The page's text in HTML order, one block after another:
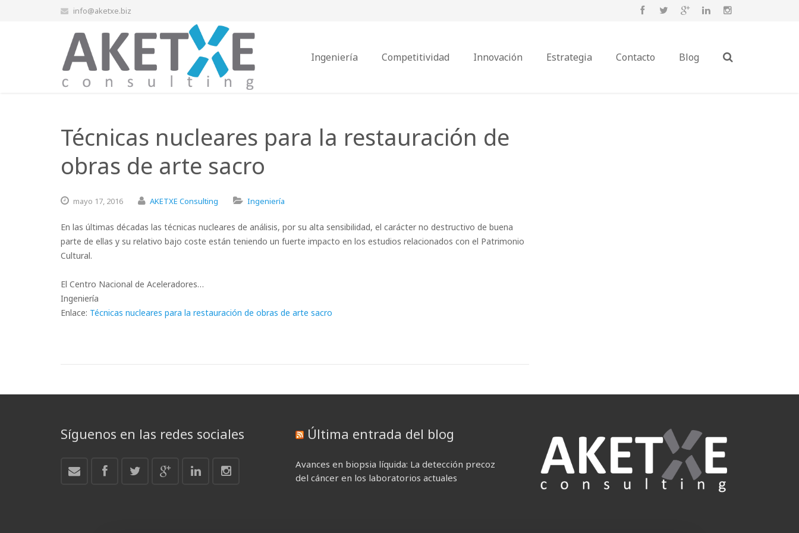
info@aketxe.biz
Ingeniería Competitividad Innovación Estrategia Contacto Blog
Técnicas nucleares para la restauración de
obras de arte sacro
mayo 17, 2016 AKETXE Consulting Ingeniería
En las últimas décadas las técnicas nucleares de análisis, por su alta sensibilidad, el carácter no destructivo de buena
parte de ellas y su relativo bajo coste están teniendo un fuerte impacto en los estudios relacionados con el Patrimonio
Cultural.
El Centro Nacional de Aceleradores…
Ingeniería
Enlace: Técnicas nucleares para la restauración de obras de arte sacro
Síguenos en las redes sociales Última entrada del blog
Avances en biopsia líquida: La detección precoz
del cáncer en los laboratorios actuales